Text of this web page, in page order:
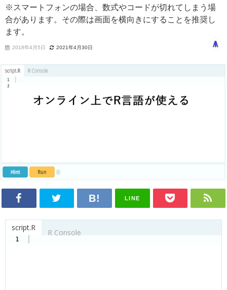
※スマートフォンの場合、数式やコードが切れてしまう場
合があります。その際は画面を横向きにすることを推奨し
ます。
2018年4月5日 2021年4月30日
LINE
script.R
R Console
1